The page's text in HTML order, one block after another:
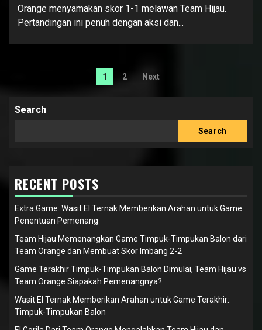
Orange menyamakan skor 1-1 melawan Team Hijau.
Pertandingan ini penuh dengan aksi dan...
Posts
pagination
1 2 Next
Search
Search
RECENT POSTS
Extra Game: Wasit El Ternak Memberikan Arahan untuk Game
Penentuan Pemenang
Team Hijau Memenangkan Game Timpuk-Timpukan Balon dari
Team Orange dan Membuat Skor Imbang 2-2
Game Terakhir Timpuk-Timpukan Balon Dimulai, Team Hijau vs
Team Orange Siapakah Pemenangnya?
Wasit El Ternak Memberikan Arahan untuk Game Terakhir:
Timpuk-Timpukan Balon